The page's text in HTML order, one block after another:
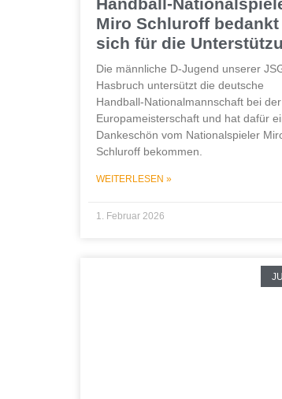
Handball-
Miro Schluroff bedankt
sich für die
Die männliche D-Jugend unserer
Hasbruch untersützt die deutsche
Handball-Nationalmannschaft bei der
Europameisterschaft und hat dafür
Dankeschön vom Nationalspieler
Schluroff bekommen.
WEITERLESEN »
1. Februar 2026